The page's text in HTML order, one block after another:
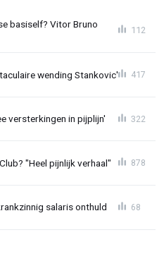
basiself? Vitor Bruno
112
wending Stankovic' 417
versterkingen in pijplijn' 322
"Heel pijnlijk verhaal" 878
salaris onthuld 68